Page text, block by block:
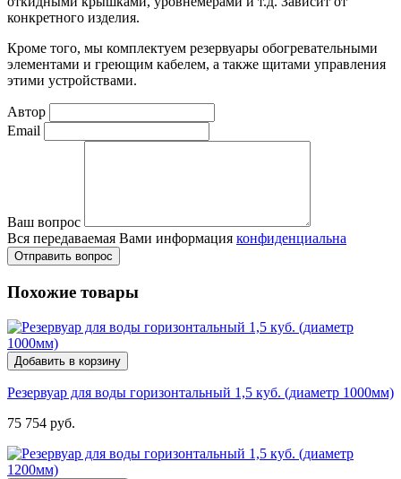
конкретного изделия.
Кроме того, мы комплектуем резервуары обогревательными
элементами и греющим кабелем, а также щитами управления
этими устройствами.
Автор
Email
Ваш вопрос
Вся передаваемая Вами информация конфиденциальна
Отправить вопрос
Похожие товары
Добавить в корзину
Резервуар для воды горизонтальный 1,5 куб. (диаметр 1000мм)
75 754 руб.